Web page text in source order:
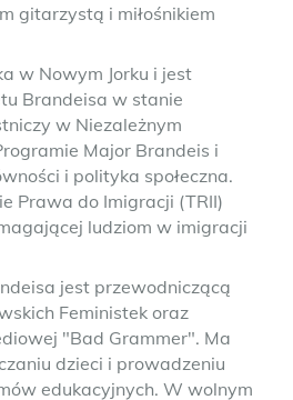
gitarzystą i miłośnikiem
w Nowym Jorku i jest
Brandeisa w stanie
w Niezależnym
Major Brandeis i
i polityka społeczna.
Prawa do Imigracji (TRII)
ludziom w imigracji
jest przewodniczącą
Feministek oraz
"Bad Grammer". Ma
dzieci i prowadzeniu
edukacyjnych. W wolnym